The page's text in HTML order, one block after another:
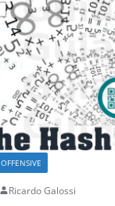
OFFENSIVE
Ricardo Galossi